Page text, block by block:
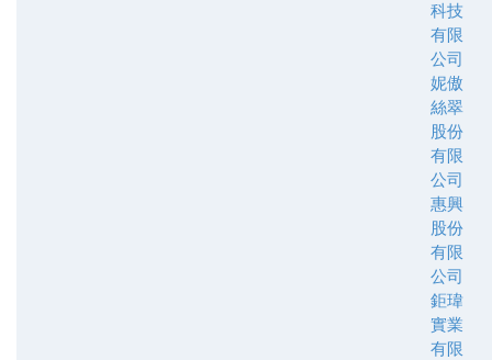
科技
有限
公司
妮傲
絲翠
股份
有限
公司
惠興
股份
有限
公司
鉅瑋
實業
有限